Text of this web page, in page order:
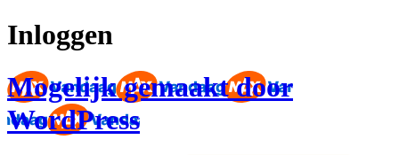
Inloggen
Mogelijk gemaakt door
WordPress